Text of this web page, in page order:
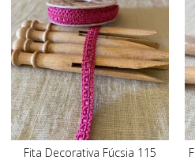
Fita Decorativa Fúcsia 115